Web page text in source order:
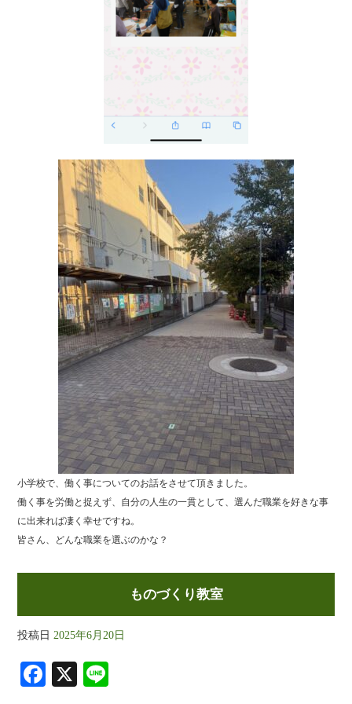
小学校で、働く事についてのお話をさせて頂きました。
働く事を労働と捉えず、自分の人生の一貫として、選んだ職業を好きな事
に出来れば凄く幸せですね。
皆さん、どんな職業を選ぶのかな？
ものづくり教室
投稿日 2025年6月20日
Fa X